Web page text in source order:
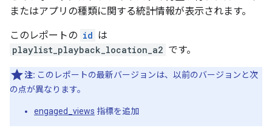
またはアプリの種類に関する統計情報が表示されます。
このレポートの id は
playlist_playback_location_a2 です。
注: このレポートの最新バージョンは、以前のバージョンと次
の点が異なります。
engaged_views 指標を追加